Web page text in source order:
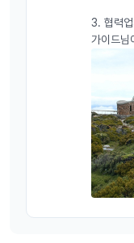
3. 협력
가이드님